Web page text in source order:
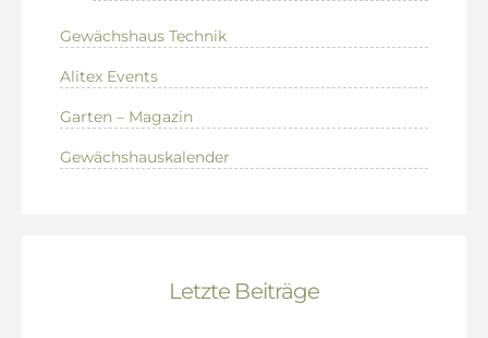
Gewächshaus Technik
Alitex Events
Garten – Magazin
Gewächshauskalender
Letzte Beiträge